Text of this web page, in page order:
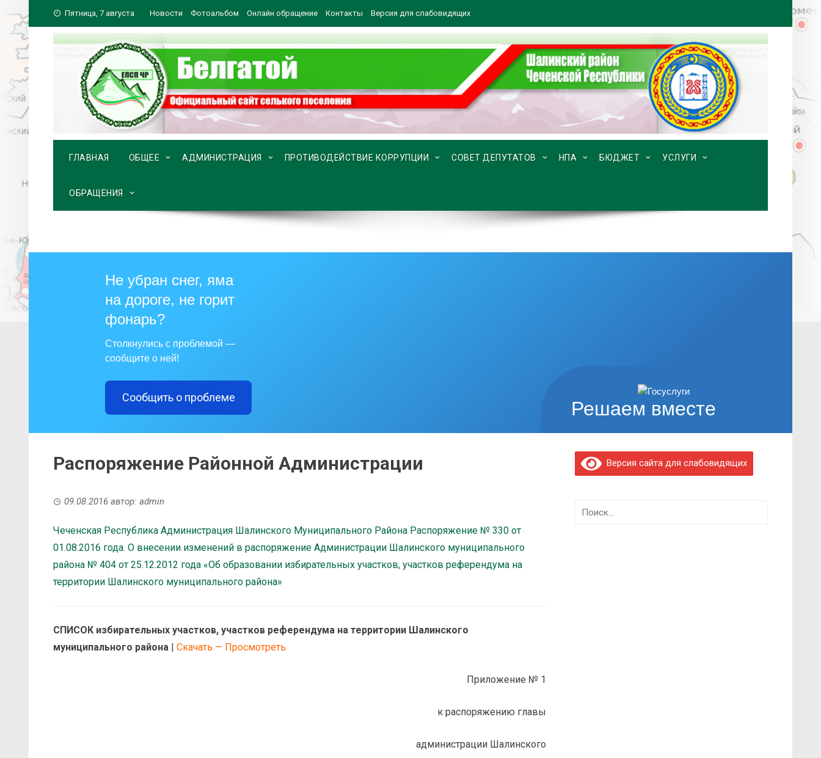
к
содержимому
Пятница, 7 августа Новости Фотоальбом Онлайн обращение Контакты Версия для слабовидящих
ГЛАВНАЯ ОБЩЕЕ АДМИНИСТРАЦИЯ ПРОТИВОДЕЙСТВИЕ КОРРУПЦИИ СОВЕТ ДЕПУТАТОВ НПА БЮДЖЕТ УСЛУГИ
ОБРАЩЕНИЯ
Решаем вместе
Не убран снег, яма
на дороге, не горит
фонарь?
Столкнулись с проблемой —
сообщите о ней!
Сообщить о проблеме
Распоряжение Районной Администрации
09.08.2016 автор: admin
Чеченская Республика Администрация Шалинского Муниципального Района Распоряжение № 330 от
01.08.2016 года. О внесении изменений в распоряжение Администрации Шалинского муниципального
района № 404 от 25.12.2012 года «Об образовании избирательных участков, участков референдума на
территории Шалинского муниципального района»
СПИСОК избирательных участков, участков референдума на территории Шалинского
муниципального района
Скачать — Просмотреть
Приложение № 1
к распоряжению главы
администрации Шалинского
Версия сайта для слабовидящих
Найти: